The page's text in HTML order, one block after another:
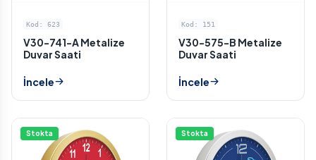
Kod: 623
V30-741-A Metalize
Duvar Saati
İncele
Kod: 151
V30-575-B Metalize
Duvar Saati
İncele
Stokta Stokta